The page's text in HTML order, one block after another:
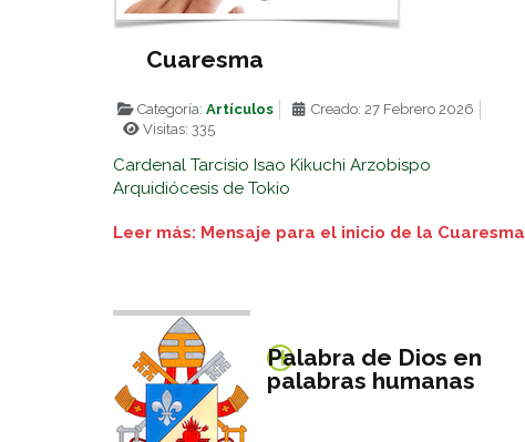
Cuaresma
Categoría:Artículos
Creado: 27 Febrero 2026
Visitas: 335
Cardenal Tarcisio Isao Kikuchi Arzobispo
Arquidiócesis de Tokio
Leer más: Mensaje para el inicio de la Cuaresma
Palabra de Dios en
palabras humanas